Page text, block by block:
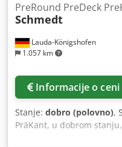
Lauda-Königshofen
1.057 km
PreRound PreDeck
Schmedt
Informacije o ceni
Stanje: dobro (polovno),
PräKant, u dobrom